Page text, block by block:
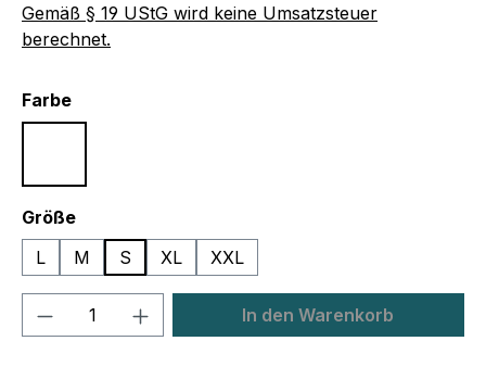
Gemäß § 19 UStG wird keine Umsatzsteuer
berechnet.
Farbeauswählen
Größeauswählen
L
M S XL XXL
Produkt Anzahl: Gib denIn den Warenkorb